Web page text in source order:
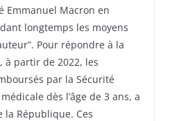
Emmanuel Macron en
longtemps les moyens
Pour répondre à la
à partir de 2022, les
par la Sécurité
dès l’âge de 3 ans, a
République. Ces